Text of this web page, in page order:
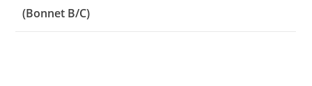
(Bonnet B/C)